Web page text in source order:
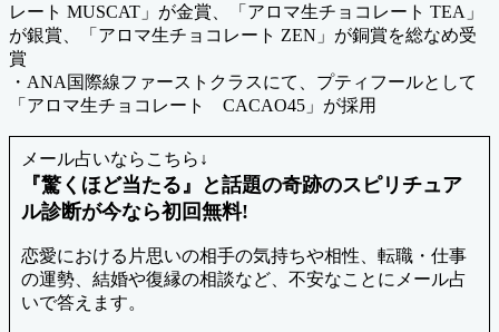
レート MUSCAT」が金賞、「アロマ生チョコレート TEA」
が銀賞、「アロマ生チョコレート ZEN」が銅賞を総なめ受
賞
・ANA国際線ファーストクラスにて、プティフールとして
「アロマ生チョコレート CACAO45」が採用
メール占いならこちら↓
『驚くほど当たる』と話題の奇跡のスピリチュア
ル診断が今なら初回無料!
恋愛における片思いの相手の気持ちや相性、転職・仕事
の運勢、結婚や復縁の相談など、不安なことにメール占
いで答えます。